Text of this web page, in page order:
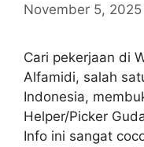
November 5, 2025
Cari pekerjaan di
Alfamidi, salah
Indonesia,
Helper/Picker
Info ini sangat